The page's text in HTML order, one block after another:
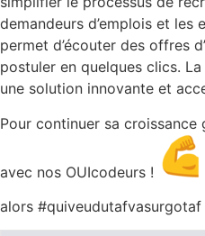
demandeurs d’emplois et les
permet d’écouter des offres
postuler en quelques clics.
une solution innovante et
Pour continuer sa
avec nos OUIcodeurs !
alors #quiveudutafvasurgotaf